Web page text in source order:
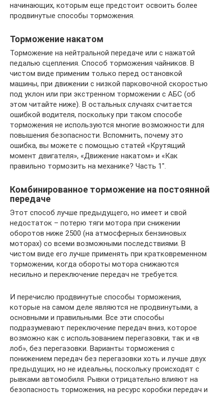
начинающих, которым еще предстоит освоить более
продвинутые способы торможения.
Торможение накатом
Торможение на нейтральной передаче или с нажатой
педалью сцепления. Способ торможения чайников. В
чистом виде применим только перед остановкой
машины, при движении с низкой парковочной скоростью
под уклон или при экстренном торможении с АБС (об
этом читайте ниже). В остальных случаях считается
ошибкой водителя, поскольку при таком способе
торможения не используются многие возможности для
повышения безопасности. Вспомнить, почему это
ошибка, вы можете с помощью статей «Крутящий
момент двигателя», «Движение накатом» и «Как
правильно тормозить на механике? Часть 1″.
Комбинированное торможение на постоянной
передаче
Этот способ лучше предыдущего, но имеет и свой
недостаток – потерю тяги мотора при снижении
оборотов ниже 2500 (на атмосферных бензиновых
моторах) со всеми возможными последствиями. В
чистом виде его лучше применять при кратковременном
торможении, когда обороты мотора снижаются
несильно и переключение передач не требуется.
И перечислю продвинутые способы торможения,
которые на самом деле являются не продвинутыми, а
основными и правильными. Все эти способы
подразумевают переключение передач вниз, которое
возможно как с использованием перегазовки, так и «в
лоб», без перегазовки. Варианты торможения с
понижением передач без перегазовки хоть и лучше двух
предыдущих, но не идеальны, поскольку происходят с
рывками автомобиля. Рывки отрицательно влияют на
безопасность торможения, на ресурс коробки передач и